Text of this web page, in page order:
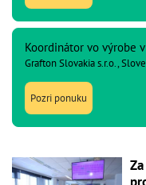
Koordinátor vo výrobe
Grafton Slovakia s.r.o.,
Pozri ponuku